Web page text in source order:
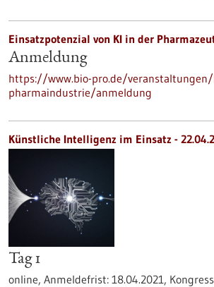
Einsatzpotenzial von KI in der
Anmeldung
https://www.bio-pro.de/
pharmaindustrie/anmeldung
Künstliche Intelligenz im Einsatz -
Tag 1
online, Anmeldefrist: 18.04.2021,